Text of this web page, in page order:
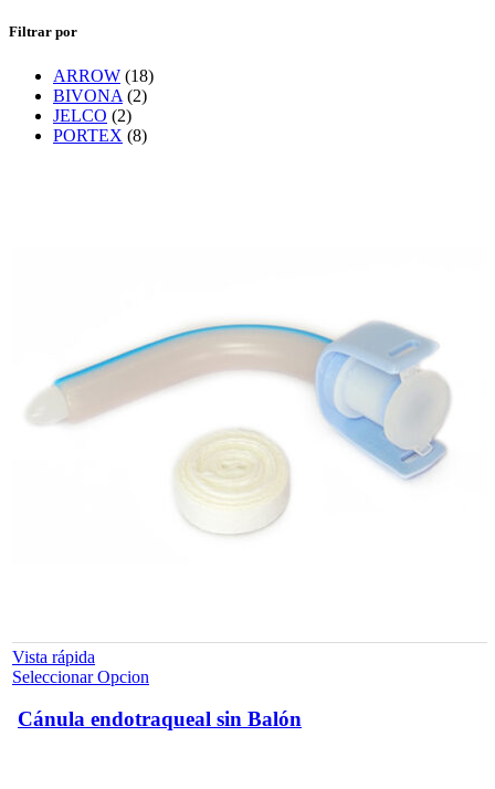
Filtrar por
ARROW (18)
BIVONA (2)
JELCO (2)
PORTEX (8)
Vista rápida
Seleccionar Opcion
tiene
múltiples
Cánula endotraqueal sin Balón